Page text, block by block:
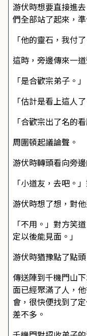
游伏時想要直接進
們全部站了起來，
「他的靈石，我付了
這時，旁邊傳來一道
「是合歡宗弟子。」
「估計是看上這人了
「合歡宗出了名的看
周圍頓起議論聲。
游伏時轉頭看向旁
「小道友，去吧。
游伏時想了想，對他
「不用。」對方笑
定以後能見面。」
游伏時猶豫點了點
傳送陣到千機門山
面已經聚滿了人，
會，很快便找到了
差不多。